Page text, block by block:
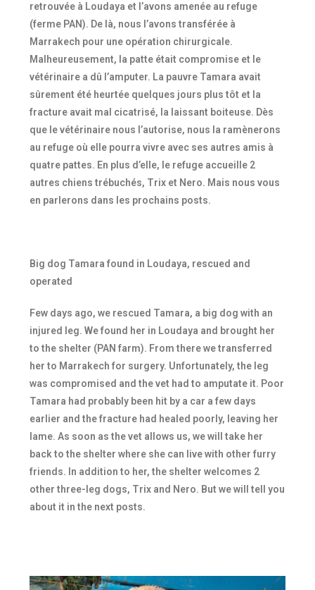
retrouvée à Loudaya et l’avons amenée au refuge
(ferme PAN). De là, nous l’avons transférée à
Marrakech pour une opération chirurgicale.
Malheureusement, la patte était compromise et le
vétérinaire a dû l’amputer. La pauvre Tamara avait
sûrement été heurtée quelques jours plus tôt et la
fracture avait mal cicatrisé, la laissant boiteuse. Dès
que le vétérinaire nous l’autorise, nous la ramènerons
au refuge où elle pourra vivre avec ses autres amis à
quatre pattes. En plus d’elle, le refuge accueille 2
autres chiens trébuchés, Trix et Nero. Mais nous vous
en parlerons dans les prochains posts.
Big dog Tamara found in Loudaya, rescued and
operated
Few days ago, we rescued Tamara, a big dog with an
injured leg. We found her in Loudaya and brought her
to the shelter (PAN farm). From there we transferred
her to Marrakech for surgery. Unfortunately, the leg
was compromised and the vet had to amputate it. Poor
Tamara had probably been hit by a car a few days
earlier and the fracture had healed poorly, leaving her
lame. As soon as the vet allows us, we will take her
back to the shelter where she can live with other furry
friends. In addition to her, the shelter welcomes 2
other three-leg dogs, Trix and Nero. But we will tell you
about it in the next posts.